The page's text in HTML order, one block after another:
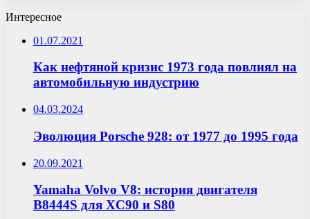
Интересное
01.07.2021
Как нефтяной кризис 1973 года повлиял на
автомобильную индустрию
04.03.2024
Эволюция Porsche 928: от 1977 до 1995 года
20.09.2021
Yamaha Volvo V8: история двигателя
B8444S для XC90 и S80